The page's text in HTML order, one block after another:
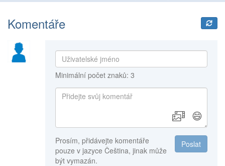
Komentáře
Minimální počet znaků: 3
😄
Poslat
Prosím, přidávejte komentáře
pouze v jazyce Čeština, jinak může
být vymazán.